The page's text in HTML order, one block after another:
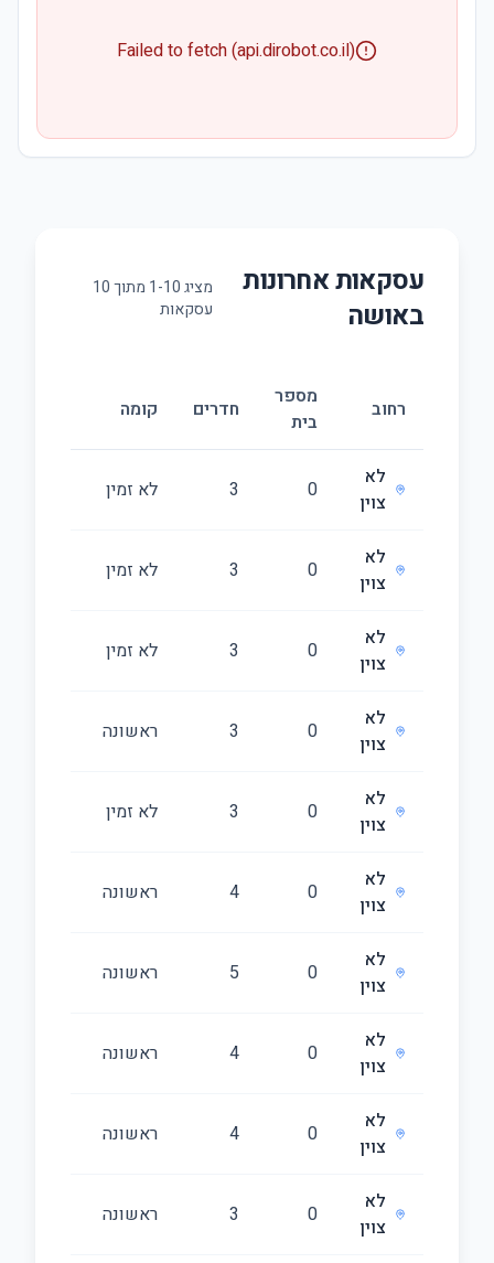
Failed to fetch (api.dirobot.co.il)
עסקאות אחרונות
באושה
מציג 1-10 מתוך10
עסקאות
רחוב
מספר
בית
חדרים קומה
לא
צוין
0
3 לא זמין
לא
צוין
0
3 לא זמין
לא
צוין
0
3 לא זמין
לא
צוין
0
3 ראשונה
לא
צוין
0
3 לא זמין
לא
צוין
0
4 ראשונה
לא
צוין
0
5 ראשונה
לא
צוין
0
4 ראשונה
לא
צוין
0
4 ראשונה
לא
צוין
0
3 ראשונה